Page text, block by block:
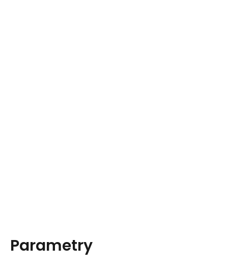
Parametry